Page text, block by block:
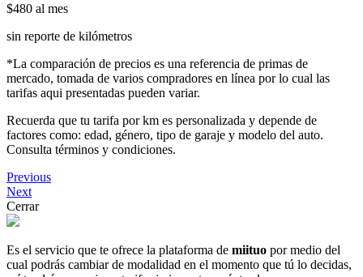
$480 al mes
sin reporte de kilómetros
*La comparación de precios es una referencia de primas de
mercado, tomada de varios compradores en línea por lo cual las
tarifas aqui presentadas pueden variar.
Recuerda que tu tarifa por km es personalizada y depende de
factores como: edad, género, tipo de garaje y modelo del auto.
Consulta términos y condiciones.
Previous
Next
Cerrar
Es el servicio que te ofrece la plataforma de miituo por medio del
cual podrás cambiar de modalidad en el momento que tú lo decidas,